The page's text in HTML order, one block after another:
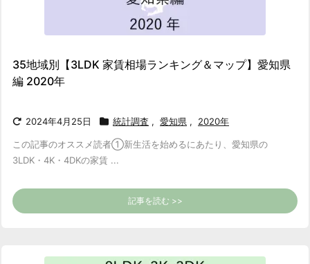
35地域別【3LDK 家賃相場ランキング＆マップ】愛知県
編 2020年
2024年4月25日 統計調査 , 愛知県 , 2020年
この記事のオススメ読者①新生活を始めるにあたり、愛知県の
3LDK・4K・4DKの家賃 ...
記事を読む >>